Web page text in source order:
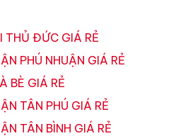
THỦ ĐỨC GIÁ RẺ
PHÚ NHUẬN GIÁ RẺ
BÈ GIÁ RẺ
TÂN PHÚ GIÁ RẺ
TÂN BÌNH GIÁ RẺ